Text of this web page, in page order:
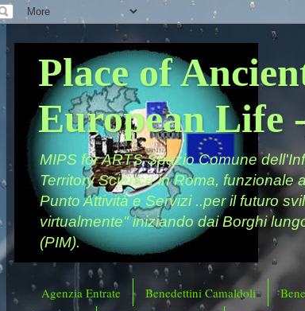
Place of
European Life
MIPS for ARTS Spazio Comune
Territory Science in Roma, funzionale
Punto Attività e Servizi ..per il futuro
virtualmente" iniziando dai Borghi
(PIM).
Agenzia Entrate Benedettini Camaldoli